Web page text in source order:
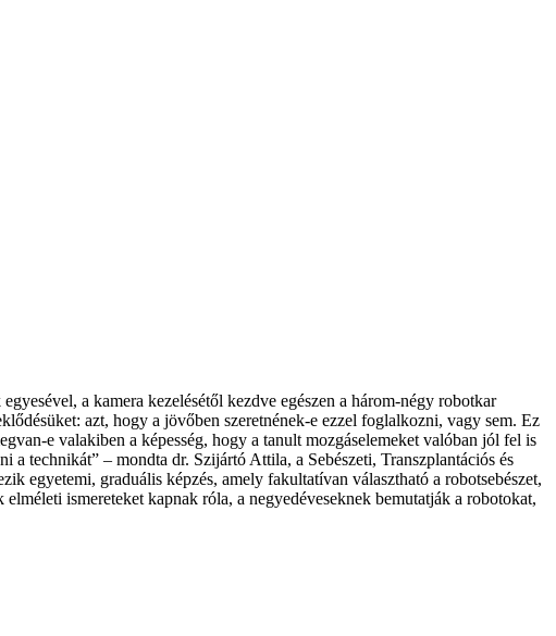
a kamera kezelésétől kezdve egészen a három-négy robotkar
azt, hogy a jövőben szeretnének-e ezzel foglalkozni, vagy sem. Ez
e valakiben a képesség, hogy a tanult mozgáselemeket valóban jól fel is
technikát” – mondta dr. Szijártó Attila, a Sebészeti, Transzplantációs és
egyetemi, graduális képzés, amely fakultatívan választható a robotsebészet,
ismereteket kapnak róla, a negyedéveseknek bemutatják a robotokat,